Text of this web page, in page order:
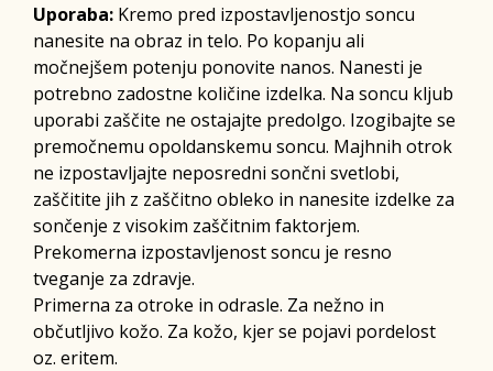
Uporaba: Kremo pred izpostavljenostjo soncu
nanesite na obraz in telo. Po kopanju ali
močnejšem potenju ponovite nanos. Nanesti je
potrebno zadostne količine izdelka. Na soncu kljub
uporabi zaščite ne ostajajte predolgo. Izogibajte se
premočnemu opoldanskemu soncu. Majhnih otrok
ne izpostavljajte neposredni sončni svetlobi,
zaščitite jih z zaščitno obleko in nanesite izdelke za
sončenje z visokim zaščitnim faktorjem.
Prekomerna izpostavljenost soncu je resno
tveganje za zdravje.
Primerna za otroke in odrasle. Za nežno in
občutljivo kožo. Za kožo, kjer se pojavi pordelost
oz. eritem.